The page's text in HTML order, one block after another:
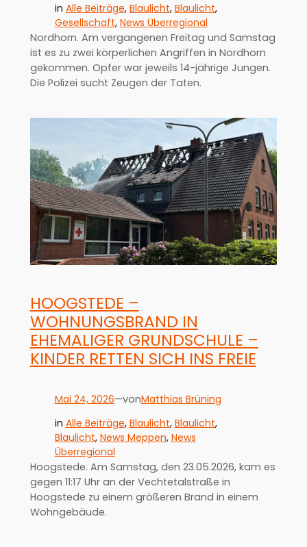
in Alle Beiträge, Blaulicht, Blaulicht,
Gesellschaft, News Überregional
Nordhorn. Am vergangenen Freitag und Samstag
ist es zu zwei körperlichen Angriffen in Nordhorn
gekommen. Opfer war jeweils 14-jährige Jungen.
Die Polizei sucht Zeugen der Taten.
HOOGSTEDE –
WOHNUNGSBRAND IN
EHEMALIGER GRUNDSCHULE –
KINDER RETTEN SICH INS FREIE
Mai 24, 2026—vonMatthias Brüning
in Alle Beiträge, Blaulicht, Blaulicht,
Blaulicht, News Meppen, News
Überregional
Hoogstede. Am Samstag, den 23.05.2026, kam es
gegen 11:17 Uhr an der Vechtetalstraße in
Hoogstede zu einem größeren Brand in einem
Wohngebäude.